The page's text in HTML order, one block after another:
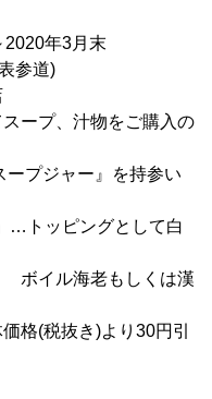
年3月末
参道)
ープ、汁物をご購入の
ジャー』を持参い
ピングとして白
しくは漢
抜き)より30円引